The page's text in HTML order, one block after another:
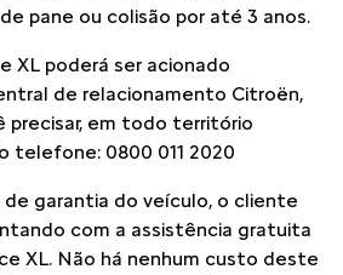
pane ou colisão por até 3 anos.
XL poderá ser acionado
de relacionamento Citroën,
precisar, em todo território
telefone: 0800 011 2020
de garantia do veículo, o cliente
com a assistência gratuita
XL. Não há nenhum custo deste